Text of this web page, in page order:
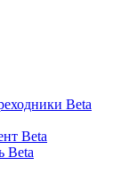
Beta
Beta
Beta